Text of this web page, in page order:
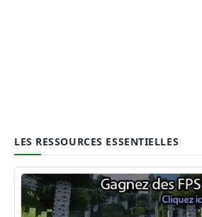
LES RESSOURCES ESSENTIELLES